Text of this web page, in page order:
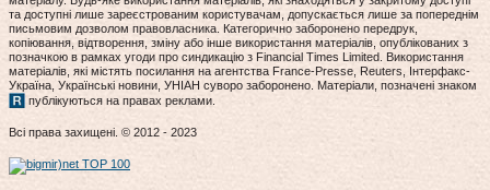
та доступні лише зареєстрованим користувачам, допускається лише за попереднім
письмовим дозволом правовласника. Категорично заборонено передрук,
копіювання, відтворення, зміну або інше використання матеріалів, опублікованих з
позначкою в рамках угоди про синдикацію з Financial Times Limited. Використання
матеріалів, які містять посилання на агентства France-Presse, Reuters, Інтерфакс-
Україна, Українські новини, УНІАН суворо заборонено. Матеріали, позначені знаком
публікуються на правах реклами.
Всі права захищені. © 2012 - 2023